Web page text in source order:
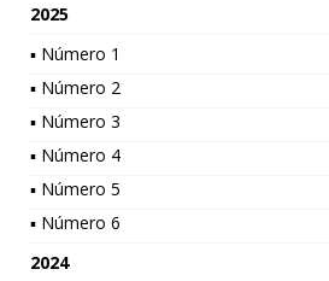
2025
▪ Número 1
▪ Número 2
▪ Número 3
▪ Número 4
▪ Número 5
▪ Número 6
2024